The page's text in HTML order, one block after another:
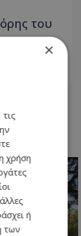
του
×
χρήση
ή
των